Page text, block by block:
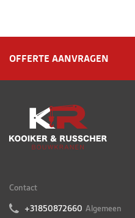
OFFERTE AANVRAGEN
Contact
+31850872660 Algemeen